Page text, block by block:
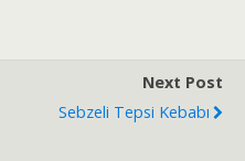
Next Post
Sebzeli Tepsi Kebabı